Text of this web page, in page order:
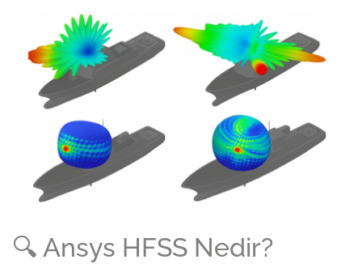
🔍 Ansys HFSS Nedir?